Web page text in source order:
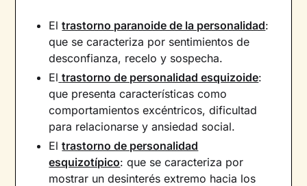
Eltrastorno paranoide de la personalidad:
que se caracteriza por sentimientos de
desconfianza, recelo y sospecha.
El trastorno de personalidad esquizoide:
que presenta características como
comportamientos excéntricos, dificultad
para relacionarse y ansiedad social.
Eltrastorno de personalidad
esquizotípico: que se caracteriza por
mostrar un desinterés extremo hacia los